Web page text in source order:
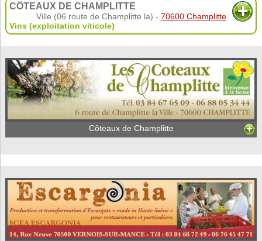
CÔTEAUX DE CHAMPLITTE
Ville (06 route de Champlitte la) -70600 Champlitte
Vins (exploitation viticole)
Côteaux de Champlitte